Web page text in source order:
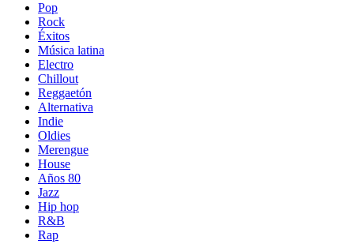
Pop
Rock
Éxitos
Música latina
Electro
Chillout
Reggaetón
Alternativa
Indie
Oldies
Merengue
House
Años 80
Jazz
Hip hop
R&B
Rap